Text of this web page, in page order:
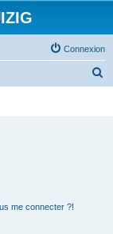
Connexion
me connecter ?!